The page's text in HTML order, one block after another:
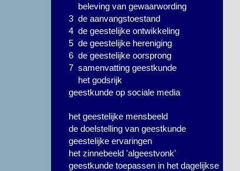
beleving van gewaarwording
3 de aanvangstoestand
4 de geestelijke ontwikkeling
5 de geestelijke hereniging
6 de geestelijke oorsprong
7 samenvatting geestkunde
het godsrijk
geestkunde op sociale media
het geestelijke mensbeeld
de doelstelling van geestkunde
geestelijke ervaringen
het zinnebeeld 'algeestvonk'
geestkunde toepassen in het dagelijkse